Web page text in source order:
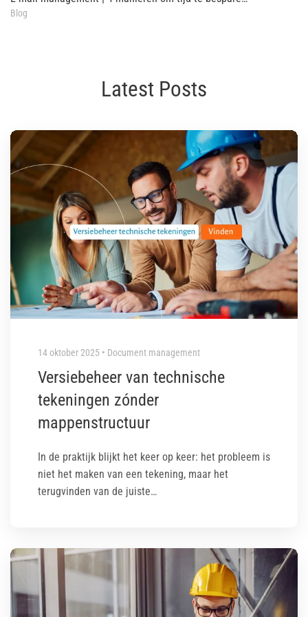
Blog
Latest Posts
14 oktober 2025 • Document management
Versiebeheer van technische
tekeningen zónder
mappenstructuur
In de praktijk blijkt het keer op keer: het probleem is
niet het maken van een tekening, maar het
terugvinden van de juiste…